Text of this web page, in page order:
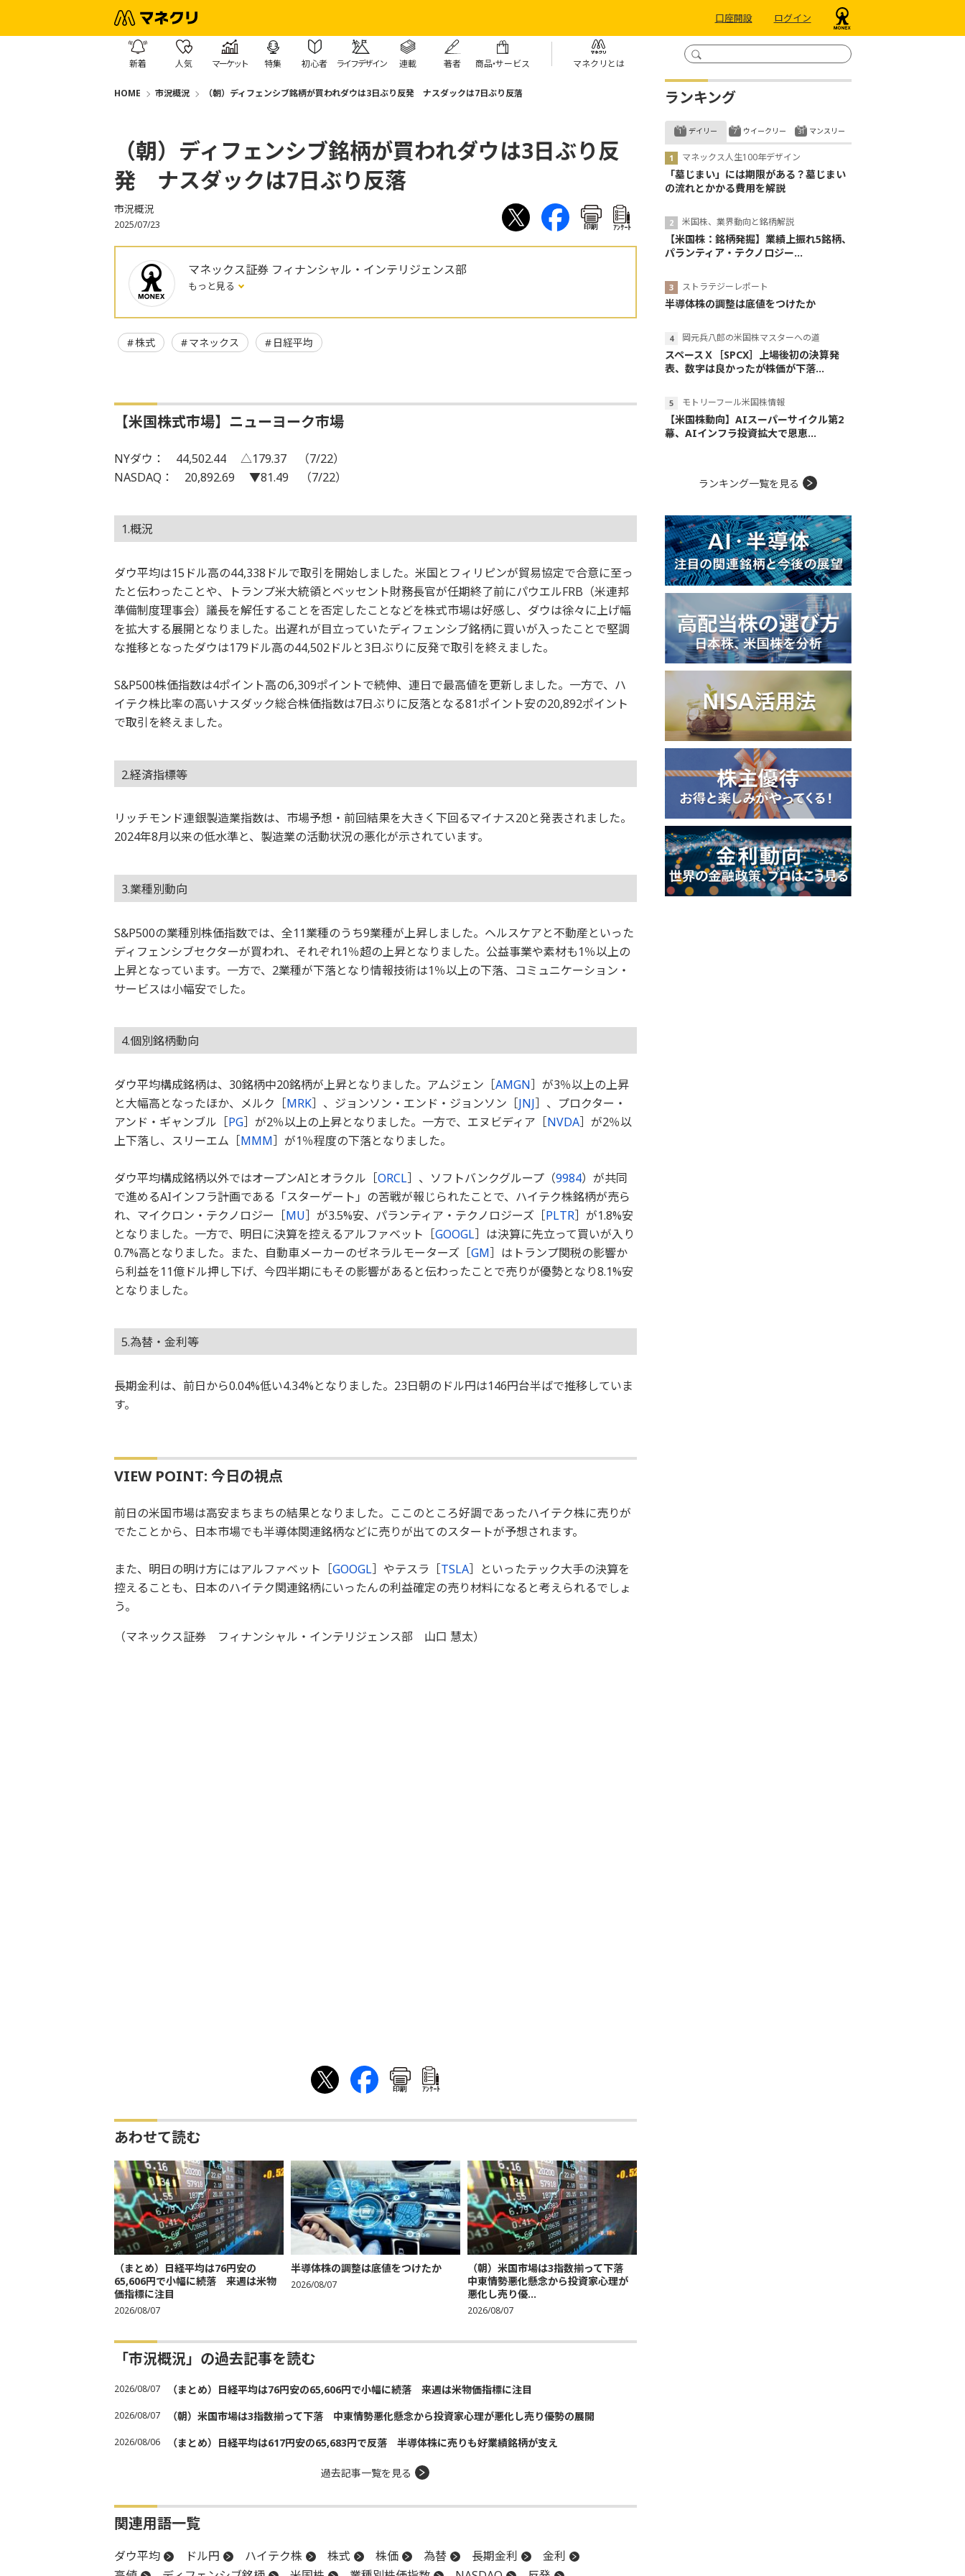
口座開設 ログイン
新着 人気 マーケット 特集 初心者 ライフデザイン 連載 著者 商品・サービス マネクリとは
HOME 市況概況 （朝）ディフェンシブ銘柄が買われダウは3日ぶり反発 ナスダックは7日ぶり反落
（朝）ディフェンシブ銘柄が買われダウは3日ぶり反
発 ナスダックは7日ぶり反落
市況概況
2025/07/23 印刷 ｱﾝｹｰﾄ
マネックス証券 フィナンシャル・インテリジェンス部
もっと見る
株式 マネックス 日経平均
【米国株式市場】ニューヨーク市場
NYダウ： 44,502.44 △179.37 （7/22）
NASDAQ： 20,892.69 ▼81.49 （7/22）
1.概況
ダウ平均は15ドル高の44,338ドルで取引を開始しました。米国とフィリピンが貿易協定で合意に至っ
たと伝わったことや、トランプ米大統領とベッセント財務長官が任期終了前にパウエルFRB（米連邦
準備制度理事会）議長を解任することを否定したことなどを株式市場は好感し、ダウは徐々に上げ幅
を拡大する展開となりました。出遅れが目立っていたディフェンシブ銘柄に買いが入ったことで堅調
な推移となったダウは179ドル高の44,502ドルと3日ぶりに反発で取引を終えました。
S&P500株価指数は4ポイント高の6,309ポイントで続伸、連日で最高値を更新しました。一方で、ハ
イテク株比率の高いナスダック総合株価指数は7日ぶりに反落となる81ポイント安の20,892ポイント
で取引を終えました。
2.経済指標等
リッチモンド連銀製造業指数は、市場予想・前回結果を大きく下回るマイナス20と発表されました。
2024年8月以来の低水準と、製造業の活動状況の悪化が示されています。
3.業種別動向
S&P500の業種別株価指数では、全11業種のうち9業種が上昇しました。ヘルスケアと不動産といった
ディフェンシブセクターが買われ、それぞれ1％超の上昇となりました。公益事業や素材も1％以上の
上昇となっています。一方で、2業種が下落となり情報技術は1％以上の下落、コミュニケーション・
サービスは小幅安でした。
4.個別銘柄動向
ダウ平均構成銘柄は、30銘柄中20銘柄が上昇となりました。アムジェン［AMGN］が3％以上の上昇
と大幅高となったほか、メルク［MRK］、ジョンソン・エンド・ジョンソン［JNJ］、プロクター・
アンド・ギャンブル［PG］が2％以上の上昇となりました。一方で、エヌビディア［NVDA］が2％以
上下落し、スリーエム［MMM］が1％程度の下落となりました。
ダウ平均構成銘柄以外ではオープンAIとオラクル［ORCL］、ソフトバンクグループ（9984）が共同
で進めるAIインフラ計画である「スターゲート」の苦戦が報じられたことで、ハイテク株銘柄が売ら
れ、マイクロン・テクノロジー［MU］が3.5%安、パランティア・テクノロジーズ［PLTR］が1.8%安
となりました。一方で、明日に決算を控えるアルファベット［GOOGL］は決算に先立って買いが入り
0.7%高となりました。また、自動車メーカーのゼネラルモーターズ［GM］はトランプ関税の影響か
ら利益を11億ドル押し下げ、今四半期にもその影響があると伝わったことで売りが優勢となり8.1%安
となりました。
5.為替・金利等
長期金利は、前日から0.04%低い4.34%となりました。23日朝のドル円は146円台半ばで推移していま
す。
VIEW POINT: 今日の視点
前日の米国市場は高安まちまちの結果となりました。ここのところ好調であったハイテク株に売りが
でたことから、日本市場でも半導体関連銘柄などに売りが出てのスタートが予想されます。
また、明日の明け方にはアルファベット［GOOGL］やテスラ［TSLA］といったテック大手の決算を
控えることも、日本のハイテク関連銘柄にいったんの利益確定の売り材料になると考えられるでしょ
う。
（マネックス証券 フィナンシャル・インテリジェンス部 山口 慧太）
印刷 ｱﾝｹｰﾄ
あわせて読む
（まとめ）日経平均は76円安の
65,606円で小幅に続落 来週は米物
価指標に注目
2026/08/07
半導体株の調整は底値をつけたか
2026/08/07
（朝）米国市場は3指数揃って下落
中東情勢悪化懸念から投資家心理が
悪化し売り優...
2026/08/07
「市況概況」の過去記事を読む
2026/08/07 （まとめ）日経平均は76円安の65,606円で小幅に続落 来週は米物価指標に注目
2026/08/07 （朝）米国市場は3指数揃って下落 中東情勢悪化懸念から投資家心理が悪化し売り優勢の展開
2026/08/06 （まとめ）日経平均は617円安の65,683円で反落 半導体株に売りも好業績銘柄が支え
過去記事一覧を見る
関連用語一覧
ダウ平均 ドル円 ハイテク株 株式 株価 為替 長期金利
金利
ランキング
デイリー
マネックス人生100年デザイン
「墓じまい」には期限がある？墓じまい
の流れとかかる費用を解説
米国株、業界動向と銘柄解説
【米国株：銘柄発掘】業績上振れ5銘柄、
パランティア・テクノロジー...
ストラテジーレポート
半導体株の調整は底値をつけたか
岡元兵八郎の米国株マスターへの道
スペースＸ［SPCX］上場後初の決算発
表、数字は良かったが株価が下落...
モトリーフール米国株情報
【米国株動向】AIスーパーサイクル第2
幕、AIインフラ投資拡大で恩恵...
ウイークリー マンスリー
ランキング一覧を見る